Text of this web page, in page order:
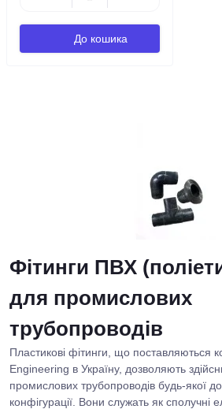
До кошика
Фітинги ПВХ
для промислових
трубопроводів
Пластикові фітинги, що поставляються
Engineering в Україну, дозволяють
промислових трубопроводів будь-якої
конфігурації. Вони служать як сполучні